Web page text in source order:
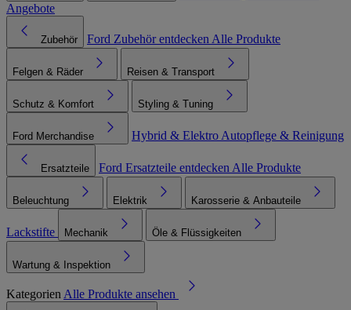
Angebote
Zubehör Ford Zubehör entdecken Alle Produkte
Felgen & Räder Reisen & Transport
Schutz & Komfort Styling & Tuning
Ford Merchandise Hybrid & Elektro Autopflege & Reinigung
Ersatzteile Ford Ersatzteile entdecken Alle Produkte
Beleuchtung Elektrik Karosserie & Anbauteile
Lackstifte Mechanik Öle & Flüssigkeiten
Wartung & Inspektion
Kategorien Alle Produkte ansehen